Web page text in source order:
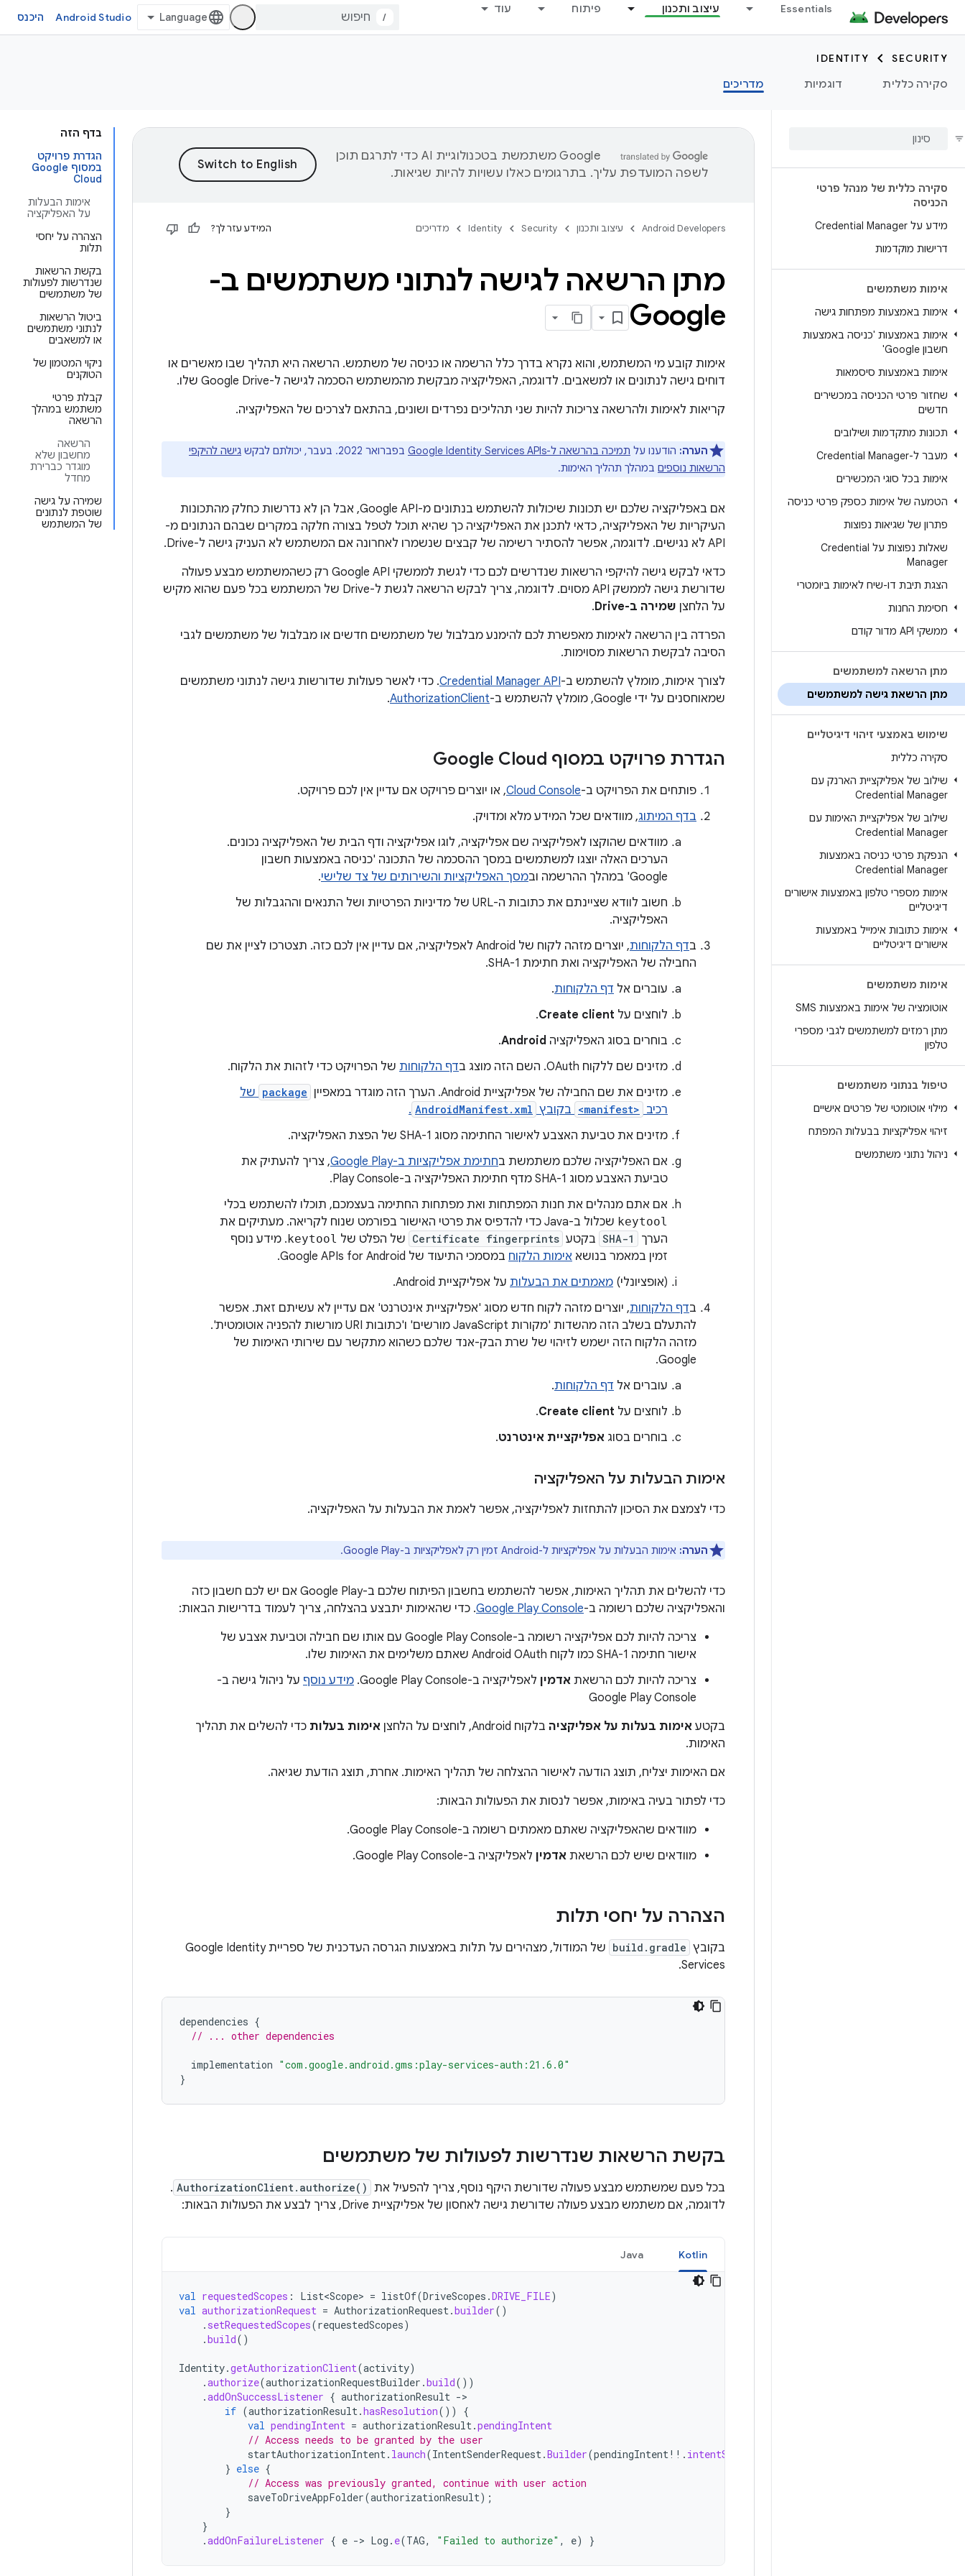
Essentials עיצוב ותכנון פיתוח עוד
/
Android Studio היכנס
SECURITY
IDENTITY
סקירה כללית
דוגמיות מדריכים
סקירה כללית של מנהל פרטי
הכניסה
מידע על Credential Manager
דרישות מוקדמות
אימות משתמשים
אימות באמצעות מפתחות גישה
אימות באמצעות 'כניסה באמצעות
חשבון Google'
אימות באמצעות סיסמאות
שחזור פרטי הכניסה במכשירים
חדשים
תכונות מתקדמות ושילובים
מעבר ל-Credential Manager
אימות בכל סוגי המכשירים
הטמעה של אימות כספק פרטי כניסה
פתרון של שגיאות נפוצות
שאלות נפוצות על Credential
Manager
הצגת תיבת דו-שיח לאימות ביומטרי
חסימת החנות
ממשקי API מדור קודם
מתן הרשאה למשתמשים
מתן הרשאת גישה למשתמשים
שימוש באמצעי זיהוי דיגיטליים
סקירה כללית
שילוב של אפליקציית הארנק עם
Credential Manager
שילוב של אפליקציית האימות עם
Credential Manager
הנפקת פרטי כניסה באמצעות
Credential Manager
אימות מספרי טלפון באמצעות אישורים
דיגיטליים
אימות כתובות אימייל באמצעות
אישורים דיגיטליים
אימות משתמשים
אוטומציה של אימות באמצעות SMS
מתן רמזים למשתמשים לגבי מספרי
טלפון
טיפול בנתוני משתמשים
מילוי אוטומטי של פרטים אישיים
זיהוי אפליקציות בבעלות המפתח
ניהול נתוני משתמשים
בדף הזה
הגדרת פרויקט
במסוף Google
Cloud
אימות הבעלות
על האפליקציה
הצהרה על יחסי
תלות
בקשת הרשאות
שנדרשות לפעולות
של משתמשים
ביטול הרשאות
לנתוני משתמשים
או למשאבים
ניקוי המטמון של
הטוקנים
קבלת פרטי
משתמש במהלך
הרשאה
הרשאה
מחשבון שלא
מוגדר כברירת
מחדל
שמירה על גישה
שוטפת לנתונים
של המשתמש
‫Google משתמשת בטכנולוגיית AI כדי לתרגם תוכן
לשפה המועדפת עליך. בתרגומים כאלו עשויות להיות שגיאות.
Android Developers עיצוב ותכנון Security
Identity מדריכים המידע עזר לך?
מתן הרשאה לגישה לנתוני משתמשים ב-
Google
אימות קובע מי המשתמש, והוא נקרא בדרך כלל הרשמה או כניסה של משתמש. הרשאה היא תהליך שבו מאשרים או
דוחים גישה לנתונים או למשאבים. לדוגמה, האפליקציה מבקשת מהמשתמש הסכמה לגישה ל-Google Drive שלו.
קריאות לאימות ולהרשאה צריכות להיות שני תהליכים נפרדים ושונים, בהתאם לצרכים של האפליקציה.
הערה: הודענו על תמיכה בהרשאה ל-Google Identity Services APIs בפברואר 2022. בעבר, יכולתם לבקש
גישה להיקפי
הרשאות נוספים במהלך תהליך האימות.
אם באפליקציה שלכם יש תכונות שיכולות להשתמש בנתונים מ-Google API, אבל הן לא נדרשות כחלק מהתכונות
העיקריות של האפליקציה, כדאי לתכנן את האפליקציה כך שהיא תוכל לטפל בצורה חלקה במקרים שבהם הנתונים מ-
API לא נגישים. לדוגמה, אפשר להסתיר רשימה של קבצים שנשמרו לאחרונה אם המשתמש לא העניק גישה ל-Drive.
כדאי לבקש גישה להיקפי הרשאות שנדרשים לכם כדי לגשת לממשקי Google API רק כשהמשתמש מבצע פעולה
שדורשת גישה לממשק API מסוים. לדוגמה, צריך לבקש הרשאה לגשת ל-Drive של המשתמש בכל פעם שהוא מקיש
על הלחצן שמירה ב-Drive
.
הפרדה בין הרשאה לאימות מאפשרת לכם להימנע מבלבול של משתמשים חדשים או מבלבול של משתמשים לגבי
הסיבה לבקשת הרשאות מסוימות.
לצורך אימות, מומלץ להשתמש ב-Credential Manager API. כדי לאשר פעולות שדורשות גישה לנתוני משתמשים
שמאוחסנים על ידי Google, מומלץ להשתמש ב-
AuthorizationClient
.
הגדרת פרויקט במסוף Google Cloud
פותחים את הפרויקט ב-Cloud Console, או יוצרים פרויקט אם עדיין אין לכם פרויקט.
בדף המיתוג, מוודאים שכל המידע מלא ומדויק.
מוודאים שהוקצו לאפליקציה שם אפליקציה, לוגו אפליקציה ודף הבית של האפליקציה נכונים.
הערכים האלה יוצגו למשתמשים במסך ההסכמה של התכונה 'כניסה באמצעות חשבון
Google' במהלך ההרשמה וב
מסך האפליקציות והשירותים של צד שלישי.
חשוב לוודא שציינתם את כתובות ה-URL של מדיניות הפרטיות ושל התנאים וההגבלות של
האפליקציה.
בדף הלקוחות
, יוצרים מזהה לקוח של Android לאפליקציה, אם עדיין אין לכם כזה. תצטרכו לציין את שם
החבילה של האפליקציה ואת חתימת SHA-1.
עוברים אל דף הלקוחות.
לוחצים על Create client
.
בוחרים בסוג האפליקציה Android
.
מזינים שם ללקוח OAuth. השם הזה מוצג ב
דף הלקוחות של הפרויקט כדי לזהות את הלקוח.
מזינים את שם החבילה של אפליקציית Android. הערך הזה מוגדר במאפיין
package של
רכיב <manifest> בקובץ AndroidManifest.xml
.
מזינים את טביעת האצבע לאישור החתימה מסוג SHA-1 של הפצת האפליקציה.
אם האפליקציה שלכם משתמשת בחתימת אפליקציות ב-Google Play
, צריך להעתיק את
טביעת האצבע מסוג SHA-1 מדף חתימת האפליקציה ב-Play Console.
אם אתם מנהלים את חנות המפתחות ואת מפתחות החתימה בעצמכם, תוכלו להשתמש בכלי
keytool
שכלול ב-Java כדי להדפיס את פרטי האישור בפורמט שנוח לקריאה. מעתיקים את
הערך
SHA-1 בקטע Certificate fingerprints של הפלט של keytool. מידע נוסף
זמין במאמר בנושא אימות הלקוח במסמכי התיעוד של Google APIs for Android.
(אופציונלי) מאמתים את הבעלות על אפליקציית Android.
בדף הלקוחות, יוצרים מזהה לקוח חדש מסוג 'אפליקציית אינטרנט' אם עדיין לא עשיתם זאת. אפשר
להתעלם בשלב הזה מהשדות 'מקורות JavaScript מורשים' ו'כתובות URI מורשות להפניה אוטומטית'.
מזהה הלקוח הזה ישמש לזיהוי של שרת הבק-אנד שלכם כשהוא מתקשר עם שירותי האימות של
Google.
עוברים אל דף הלקוחות.
לוחצים על Create client
.
בוחרים בסוג אפליקציית אינטרנט.
אימות הבעלות על האפליקציה
כדי לצמצם את הסיכון להתחזות לאפליקציה, אפשר לאמת את הבעלות על האפליקציה.
הערה: אימות הבעלות על אפליקציות ל-Android זמין רק לאפליקציות ב-Google Play.
כדי להשלים את תהליך האימות, אפשר להשתמש בחשבון הפיתוח שלכם ב-Google Play אם יש לכם חשבון כזה
והאפליקציה שלכם רשומה ב-Google Play Console. כדי שהאימות יתבצע בהצלחה, צריך לעמוד בדרישות הבאות:
צריכה להיות לכם אפליקציה רשומה ב-Google Play Console עם אותו שם חבילה וטביעת אצבע של
אישור חתימה SHA-1 כמו לקוח Android OAuth שאתם משלימים את האימות שלו.
צריכה להיות לכם הרשאת אדמין לאפליקציה ב-Google Play Console. מידע נוסף על ניהול גישה ב-
Google Play Console
בקטע אימות בעלות על אפליקציה בלקוח Android, לוחצים על הלחצן אימות בעלות כדי להשלים את תהליך
האימות.
אם האימות יצליח, תוצג הודעה לאישור ההצלחה של תהליך האימות. אחרת, תוצג הודעת שגיאה.
כדי לפתור בעיה באימות, אפשר לנסות את הפעולות הבאות:
מוודאים שהאפליקציה שאתם מאמתים רשומה ב-Google Play Console.
מוודאים שיש לכם הרשאת אדמין לאפליקציה ב-Google Play Console.
הצהרה על יחסי תלות
בקובץ build.gradle
של המודול, מצהירים על תלות באמצעות הגרסה העדכנית של ספריית Google Identity
Services.
dependencies {
// ... other dependencies
implementation "com.google.android.gms:play-services-auth:21.6.0"
}
בקשת הרשאות שנדרשות לפעולות של משתמשים
בכל פעם שמשתמש מבצע פעולה שדורשת היקף נוסף, צריך להפעיל את AuthorizationClient.authorize()
.
לדוגמה, אם משתמש מבצע פעולה שדורשת גישה לאחסון של אפליקציית Drive, צריך לבצע את הפעולות הבאות:
Kotlin
Java
val requestedScopes : List<Scope> = listOf(DriveScopes .DRIVE_FILE)
val authorizationRequest = AuthorizationRequest.builder()
. setRequestedScopes(requestedScopes)
.build()
Identity.getAuthorizationClient(activity)
.authorize(authorizationRequestBuilder .build())
.addOnSuccessListener { authorizationResult -
if (authorizationResult.hasResolution())
{
val pendingIntent = authorizationResult.pendingIntent
// Access needs to be granted by the user
startAuthorizationIntent. launch(IntentSenderRequest.Builder(pendingIntent!! . intentSender
} else {
// Access was previously granted, continue with user action
saveToDriveAppFolder(authorizationResult);
}
}
.addOnFailureListener { e -> Log . e(TAG, "Failed to authorize" , e) }